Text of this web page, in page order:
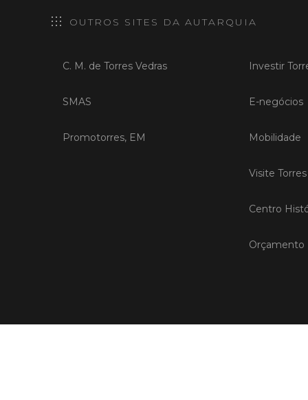
OUTROS SITES DA AUTARQUIA
C. M. de Torres Vedras
SMAS
Promotorres, EM
Investir
E-negócios
Mobilidade
Visite
Centro
Orçamento